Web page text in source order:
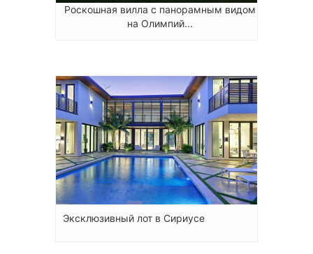
Роскошная вилла с панорамным видом
на Олимпий...
Эксклюзивный лот в Сириусе